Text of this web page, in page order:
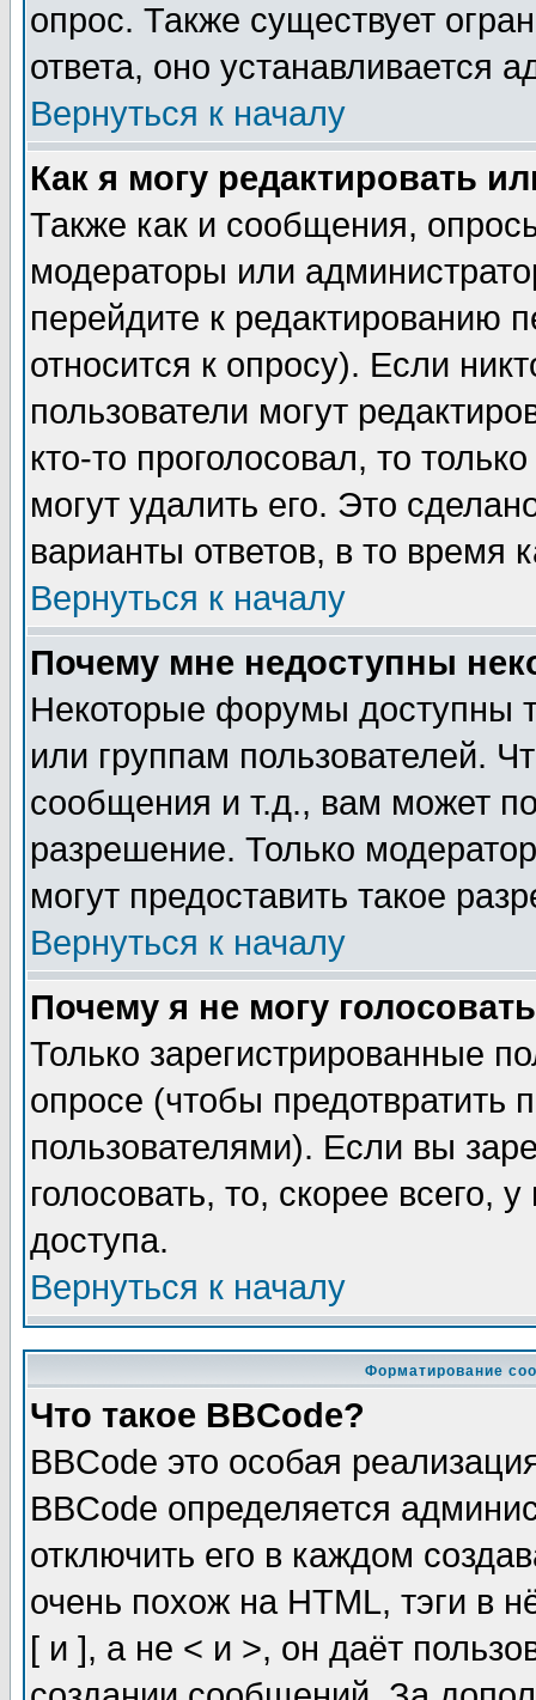
опрос. Также существует
ответа, оно устанавливается
Вернуться к началу
Как я могу редактировать
Также как и сообщения,
модераторы или
перейдите к редактированию
относится к опросу). Если
пользователи могут
кто-то проголосовал, то
могут удалить его. Это
варианты ответов, в то время
Вернуться к началу
Почему мне недоступны
Некоторые форумы доступны
или группам пользователей.
сообщения и т.д., вам может
разрешение. Только
могут предоставить такое
Вернуться к началу
Почему я не могу
Только зарегистрированные
опросе (чтобы предотвратить
пользователями). Если вы
голосовать, то, скорее всего,
доступа.
Вернуться к началу
Форматирование
Что такое BBCode?
BBCode это особая
BBCode определяется
отключить его в каждом
очень похож на HTML, тэги в
[ и ], а не < и >, он даёт